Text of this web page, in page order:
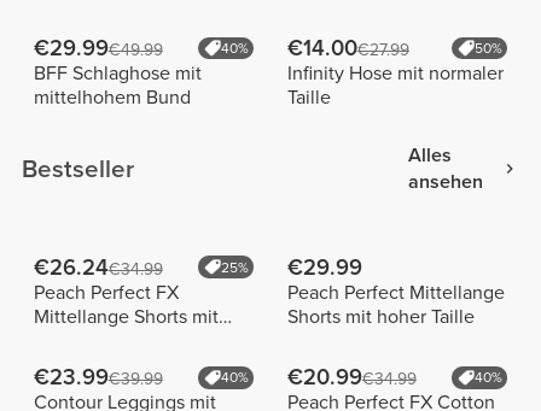
€29.99€49.99 40%
BFF Schlaghose mit
mittelhohem Bund
€14.00€27.99 50%
Infinity Hose mit normaler
Taille
Bestseller
Alles
ansehen
€26.24€34.99 25%
Peach Perfect FX
Mittellange Shorts mit
€29.99
Peach Perfect Mittellange
Shorts mit hoher Taille
€23.99€39.99 40%
Contour Leggings mit
€20.99€34.99 40%
Peach Perfect FX Cotton